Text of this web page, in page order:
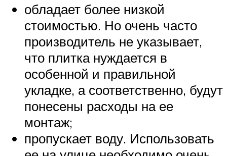
обладает более низкой
стоимостью. Но очень часто
производитель не указывает,
что плитка нуждается в
особенной и правильной
укладке, а соответственно, будут
понесены расходы на ее
монтаж;
пропускает воду. Использовать